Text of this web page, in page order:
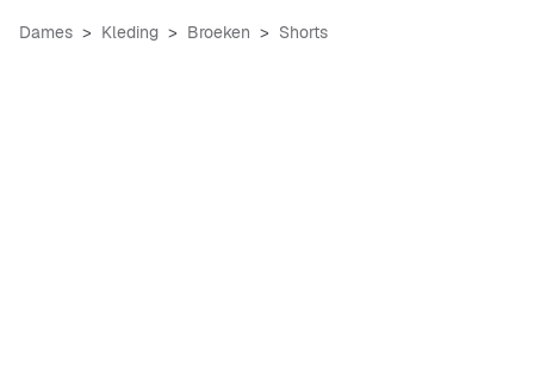
Dames Kleding Broeken Shorts